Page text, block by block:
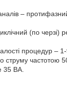
–
(по черзі)
процедур – 1-
струму частотою
35 ВА.